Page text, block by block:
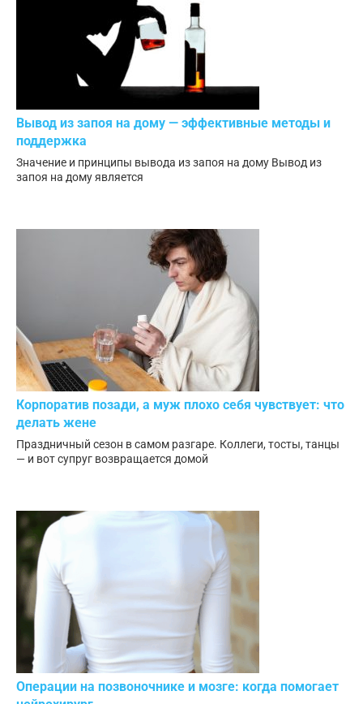
Вывод из запоя на дому — эффективные методы и
поддержка
Значение и принципы вывода из запоя на дому Вывод из
запоя на дому является
Корпоратив позади, а муж плохо себя чувствует: что
делать жене
Праздничный сезон в самом разгаре. Коллеги, тосты, танцы
— и вот супруг возвращается домой
Операции на позвоночнике и мозге: когда помогает